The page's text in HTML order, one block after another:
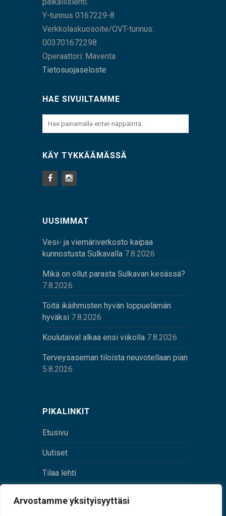
Arvostamme yksityisyyttäsi
Y-tunnus 0167229-8
Verkkolaskuosoite/OVT-tunnus:
003701672298
Operaattori: Maventa
Tietosuojaseloste
HAE SIVUILTAMME
KÄY TYKKÄÄMÄSSÄ
UUSIMMAT
Vesi- ja viemäriverkosto kaipaa
kunnostusta Sulkavalla 7.8.2026
Mikä on ollut parasta Sulkavan kesässä?
7.8.2026
Töitä ikäihmisten hyvän loppuelämän
hyväksi 7.8.2026
Koulutaival alkaa ensi viikolla 7.8.2026
Terveysaseman tiloista neuvotellaan pian
5.8.2026
PIKALINKIT
Etusivu
Uutiset
Tilaa lehti